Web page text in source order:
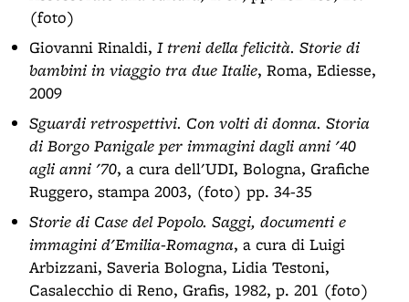
(foto)
Giovanni Rinaldi, I treni della felicità. Storie di
bambini in viaggio tra due Italie, Roma, Ediesse,
2009
Sguardi retrospettivi. Con volti di donna. Storia
di Borgo Panigale per immagini dagli anni '40
agli anni '70, a cura dell'UDI, Bologna, Grafiche
Ruggero, stampa 2003, (foto) pp. 34-35
Storie di Case del Popolo. Saggi, documenti e
immagini d'Emilia-Romagna, a cura di Luigi
Arbizzani, Saveria Bologna, Lidia Testoni,
Casalecchio di Reno, Grafis, 1982, p. 201 (foto)